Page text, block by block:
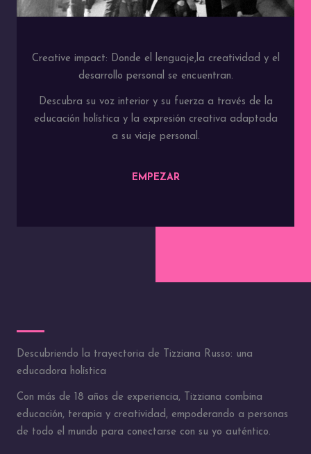
Creative impact: Donde el lenguaje,la creatividad y el
desarrollo personal se encuentran.
Descubra su voz interior y su fuerza a través de la
educación holística y la expresión creativa adaptada
a su viaje personal.
EMPEZAR
Descubriendo la trayectoria de Tizziana Russo: una
educadora holística
Con más de 18 años de experiencia, Tizziana combina
educación, terapia y creatividad, empoderando a personas
de todo el mundo para conectarse con su yo auténtico.